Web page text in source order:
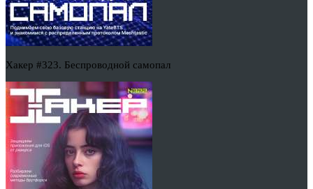
Хакер #323. Беспроводной самопал